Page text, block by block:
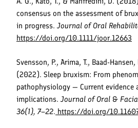
consensus on the assessment of
in progress. Journal of Oral
https://doi.org/10.1111/joor.12663
Svensson, P., Arima, T., Baad-
(2022). Sleep bruxism: From
pathophysiology — Current evidence
implications. Journal of Oral &
36(1), 7–22. https://doi.org/